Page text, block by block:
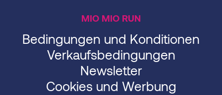
MIO MIO RUN
Bedingungen und Konditionen
Verkaufsbedingungen
Newsletter
Cookies und Werbung